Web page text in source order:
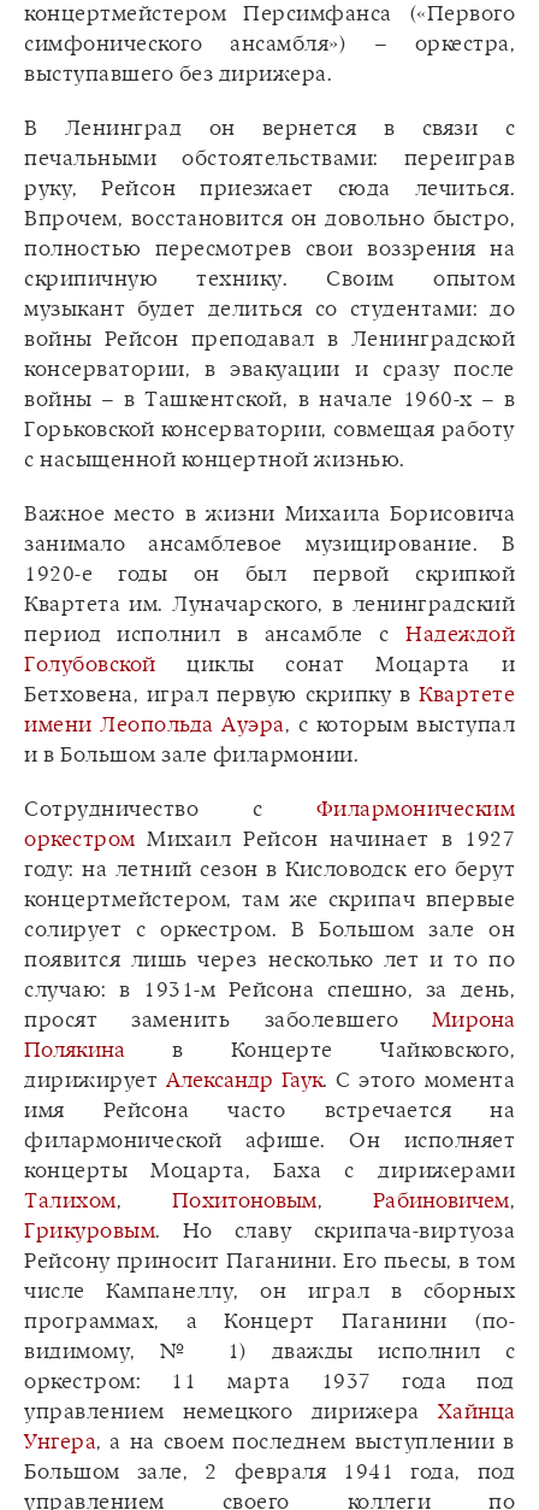
концертмейстером Персимфанса («Первого
симфонического ансамбля») – оркестра,
выступавшего без дирижера.
В Ленинград он вернется в связи с
печальными обстоятельствами: переиграв
руку, Рейсон приезжает сюда лечиться.
Впрочем, восстановится он довольно быстро,
полностью пересмотрев свои воззрения на
скрипичную технику. Своим опытом
музыкант будет делиться со студентами: до
войны Рейсон преподавал в Ленинградской
консерватории, в эвакуации и сразу после
войны – в Ташкентской, в начале 1960-х – в
Горьковской консерватории, совмещая работу
с насыщенной концертной жизнью.
Важное место в жизни Михаила Борисовича
занимало ансамблевое музицирование. В
1920-е годы он был первой скрипкой
Квартета им. Луначарского, в ленинградский
период исполнил в ансамбле с Надеждой
Голубовской циклы сонат Моцарта и
Бетховена, играл первую скрипку в Квартете
имени Леопольда Ауэра, с которым выступал
и в Большом зале филармонии.
Сотрудничество с Филармоническим
оркестром Михаил Рейсон начинает в 1927
году: на летний сезон в Кисловодск его берут
концертмейстером, там же скрипач впервые
солирует с оркестром. В Большом зале он
появится лишь через несколько лет и то по
случаю: в 1931-м Рейсона спешно, за день,
просят заменить заболевшегоМирона
Полякинав Концерте Чайковского,
дирижирует Александр Гаук. С этого момента
имя Рейсона часто встречается на
филармонической афише. Он исполняет
концерты Моцарта, Баха с дирижерами
Талихом,Похитоновым,Рабиновичем,
Грикуровым. Но славу скрипача-виртуоза
Рейсону приносит Паганини. Его пьесы, в том
числе Кампанеллу, он играл в сборных
программах, а Концерт Паганини (по-
видимому, № 1) дважды исполнил с
оркестром: 11 марта 1937 года под
управлением немецкого дирижераХайнца
Унгера, а на своем последнем выступлении в
Большом зале, 2 февраля 1941 года, под
управлением своего коллеги по